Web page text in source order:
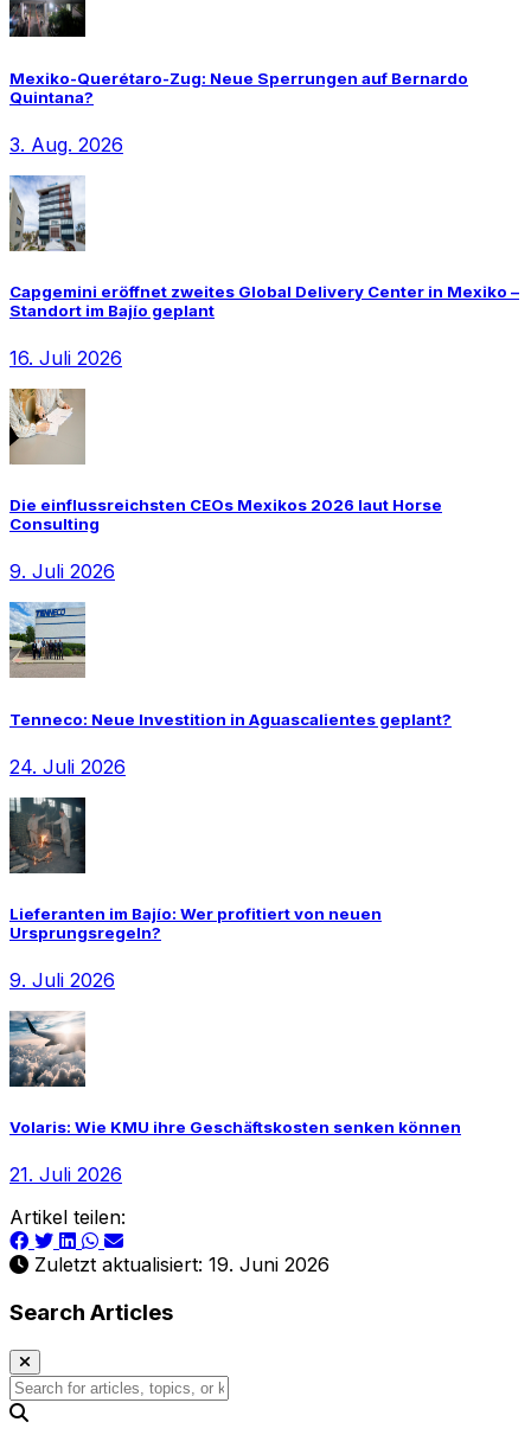
Mexiko-Querétaro-Zug: Neue Sperrungen auf Bernardo
Quintana?
3. Aug. 2026
Capgemini eröffnet zweites Global Delivery Center in Mexiko –
Standort im Bajío geplant
16. Juli 2026
Die einflussreichsten CEOs Mexikos 2026 laut Horse
Consulting
9. Juli 2026
Tenneco: Neue Investition in Aguascalientes geplant?
24. Juli 2026
Lieferanten im Bajío: Wer profitiert von neuen
Ursprungsregeln?
9. Juli 2026
Volaris: Wie KMU ihre Geschäftskosten senken können
21. Juli 2026
Artikel teilen:
Zuletzt aktualisiert: 19. Juni 2026
Search Articles